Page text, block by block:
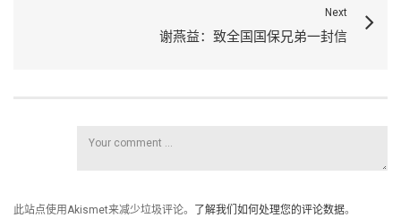
Next
谢燕益：致全国国保兄弟一封信
此站点使用Akismet来减少垃圾评论。 了解我们如何处理您的评论数据。